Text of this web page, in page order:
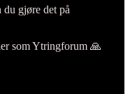
gjøre det på
som Ytringforum 🙏